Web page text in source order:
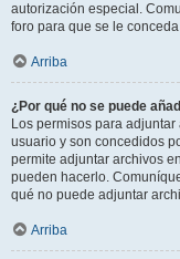
autorización especial.
foro para que se le
Arriba
¿Por qué no se puede
Los permisos para
usuario y son concedidos
permite adjuntar archivos
pueden hacerlo.
qué no puede adjuntar
Arriba